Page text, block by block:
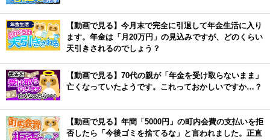
【動画で見る】今月末で完全に引退して年金生活に入り
ます。年金は「月20万円」の見込みですが、どのくらい
天引きされるのでしょう？
【動画で見る】70代の親が「年金を受け取らないまま」
亡くなっていたようです。これっておかしいですか…？
【動画で見る】年間「5000円」の町内会費の支払いを拒
否したら「今後ゴミを捨てるな」と言われました。正直